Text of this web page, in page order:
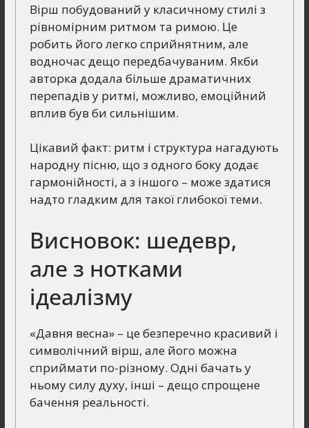
Вірш побудований у класичному стилі з
рівномірним ритмом та римою. Це
робить його легко сприйнятним, але
водночас дещо передбачуваним. Якби
авторка додала більше драматичних
перепадів у ритмі, можливо, емоційний
вплив був би сильнішим.
Цікавий факт: ритм і структура нагадують
народну пісню, що з одного боку додає
гармонійності, а з іншого – може здатися
надто гладким для такої глибокої теми.
Висновок: шедевр,
але з нотками
ідеалізму
«Давня весна» – це безперечно красивий і
символічний вірш, але його можна
сприймати по-різному. Одні бачать у
ньому силу духу, інші – дещо спрощене
бачення реальності.